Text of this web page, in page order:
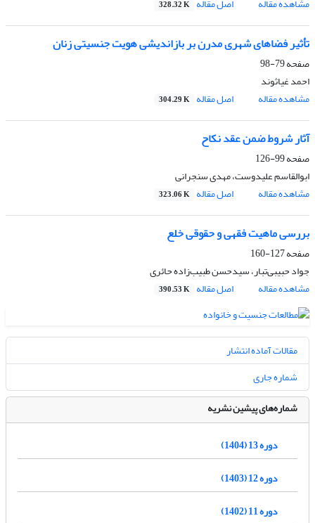
مشاهده مقاله
اصل مقاله 328.32 K
تأثیر فضاهای شهری مدرن بر بازاندیشی هویت جنسیتی زنان
صفحه79-98
احمد غیاثوند
مشاهده مقاله
اصل مقاله 304.29 K
آثار شروط ضمن عقد نکاح
صفحه99-126
ابوالقاسم علیدوست، مهدی سنجرانی
مشاهده مقاله
اصل مقاله 323.06 K
بررسی ماهیت فقهی و حقوقی خلع
صفحه127-160
‌جواد حبیبی‌تبار، سید‌حسن طبیب‌زاده حائری
مشاهده مقاله
اصل مقاله 390.53 K
مقالات آماده انتشار
شماره جاری
شماره‌های پیشین نشریه
دوره 13 (1404)
دوره 12 (1403)
دوره 11 (1402)